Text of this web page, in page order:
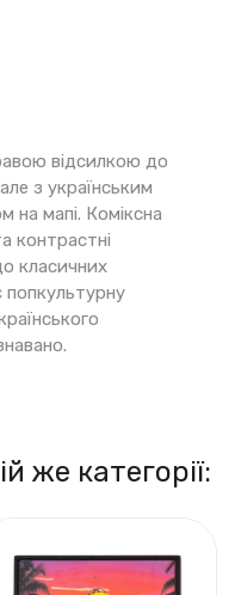
відсилкою до
з українським
на мапі. Коміксна
контрастні
класичних
попкультурну
же категорії: